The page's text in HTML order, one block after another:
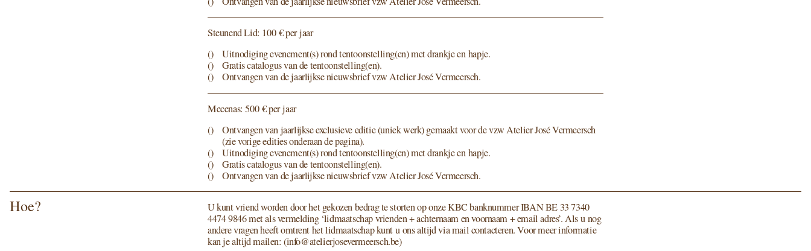
Steunend Lid: 100€ per jaar
Uitnodiging evenement(s) rond tentoonstelling(en) met drank­je en hapje.
Gratis cata­lo­gus van de tentoonstelling(en).
Ontvangen van de jaar­lijk­se nieuws­brief vzw Atelier José Vermeersch.
Mecenas:500€ per jaar
Ontvangen van jaar­lijk­se exclu­sie­ve edi­tie (uniek werk) gemaakt voor de vzw Atelier José Vermeersch
(zie vori­ge edi­ties onder­aan de pagina).
Uitnodiging evenement(s) rond tentoonstelling(en) met drank­je en hapje.
Gratis cata­lo­gus van de tentoonstelling(en).
Ontvangen van de jaar­lijk­se nieuws­brief vzw Atelier José Vermeersch.
Hoe? U kunt vriend wor­den door het geko­zen bedrag te stor­ten op onzeKBCbank­num­merIBANBE 337340
44749846met als ver­mel­ding ‘lid­maat­schap vrien­den + ach­ter­naam en voor­naam + email adres’. Als u nog
ande­re vra­gen heeft omtrent het lid­maat­schap kunt u ons altijd via mail con­tac­te­ren. Voor meer infor­ma­tie
kan je altijd mai­len: info@​atelierjosevermeersch.​be